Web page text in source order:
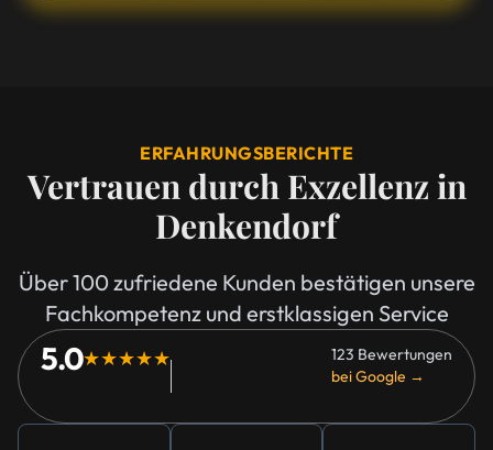
ERFAHRUNGSBERICHTE
Vertrauen durch Exzellenz in
Denkendorf
Über 100 zufriedene Kunden bestätigen unsere
Fachkompetenz und erstklassigen Service
5.0★★★★★
123 Bewertungen
bei Google →